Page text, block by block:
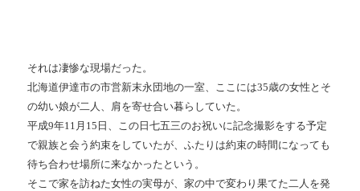
それは凄惨な現場だった。
北海道伊達市の市営新末永団地の一室、ここには35歳の女性とそ
の幼い娘が二人、肩を寄せ合い暮らしていた。
平成9年11月15日、この日七五三のお祝いに記念撮影をする予定
で親族と会う約束をしていたが、ふたりは約束の時間になっても
待ち合わせ場所に来なかったという。
そこで家を訪ねた女性の実母が、家の中で変わり果てた二人を発